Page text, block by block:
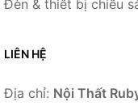
Đèn & thiết bị chiếu
LIÊN HỆ
Địa chỉ: Nội Thất